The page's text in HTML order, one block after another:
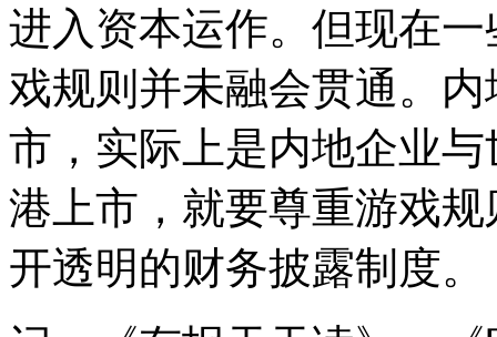
进入资本运作。但现在
戏规则并未融会贯通。
市，实际上是内地企业
港上市，就要尊重游戏
开透明的财务披露制度。